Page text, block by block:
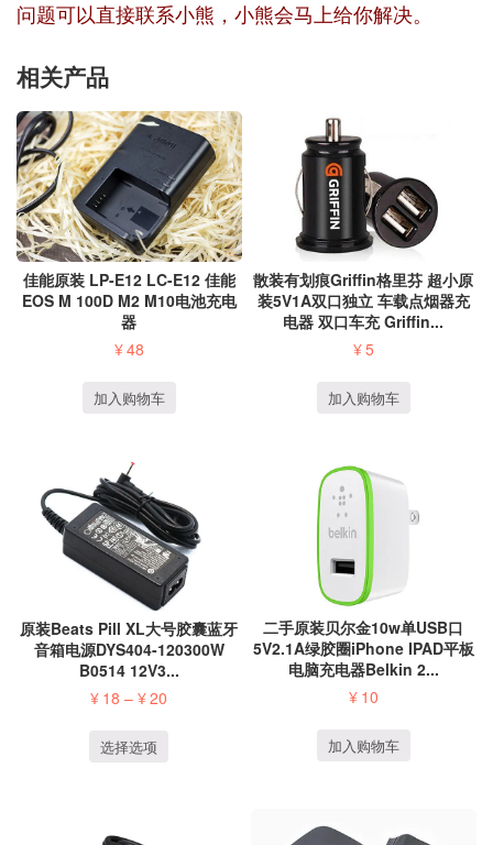
问题可以直接联系小熊，小熊会马上给你解决。
相关产品
佳能原装 LP-E12 LC-E12 佳能
EOS M 100D M2 M10电池充电
器
¥48
加入购物车
散装有划痕Griffin格里芬 超小原
装5V1A双口独立 车载点烟器充
电器 双口车充 Griffin...
¥5
加入购物车
原装Beats Pill XL大号胶囊蓝牙
音箱电源DYS404-120300W
B0514 12V3...
¥ 18 –¥20
选择选项
二手原装贝尔金10w单USB口
5V2.1A绿胶圈iPhone IPAD平板
电脑充电器Belkin 2...
¥ 10
加入购物车